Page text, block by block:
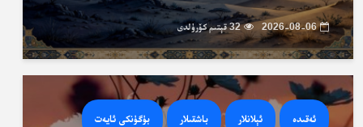
2026-08-06 32 قېتىم كۆرۈلدى
ئەقىدە ئېلانلار باشقىلار بۈگۈنكى ئايەت